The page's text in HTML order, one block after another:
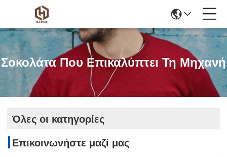
Σοκολάτα Που Επικαλύπτει Τη Μηχανή
Όλες οι κατηγορίες
Επικοινωνήστε μαζί μας